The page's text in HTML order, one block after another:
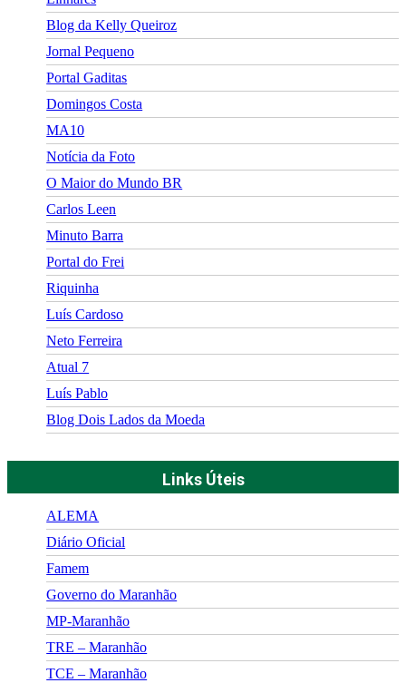
Blog da Kelly Queiroz
Jornal Pequeno
Portal Gaditas
Domingos Costa
MA10
Notícia da Foto
O Maior do Mundo BR
Carlos Leen
Minuto Barra
Portal do Frei
Riquinha
Luís Cardoso
Neto Ferreira
Atual 7
Luís Pablo
Blog Dois Lados da Moeda
Links Úteis
ALEMA
Diário Oficial
Famem
Governo do Maranhão
MP-Maranhão
TRE – Maranhão
TCE – Maranhão